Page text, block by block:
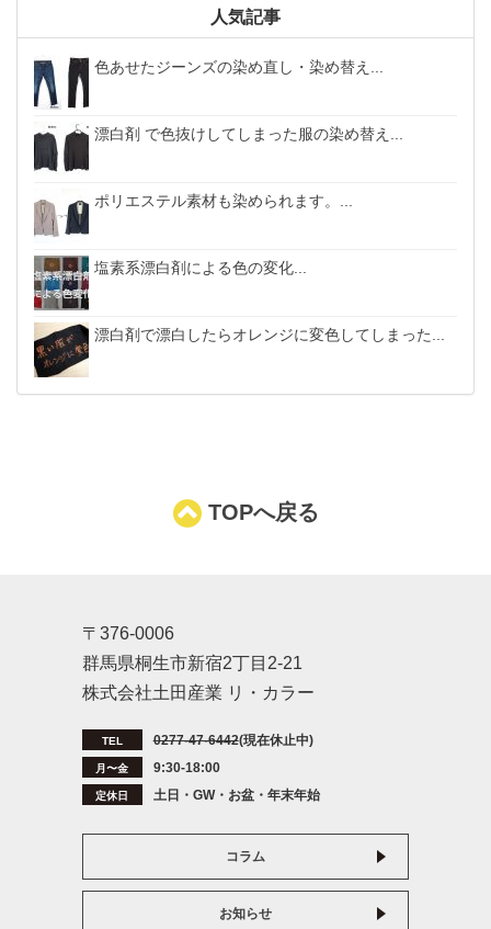
人気記事
色あせたジーンズの染め直し・染め替え...
漂白剤 で色抜けしてしまった服の染め替え...
ポリエステル素材も染められます。...
塩素系漂白剤による色の変化...
漂白剤で漂白したらオレンジに変色してしまった...
TOPへ戻る
〒376-0006
群馬県桐生市新宿2丁目2-21
株式会社土田産業 リ・カラー
TEL 0277-47-6442(現在休止中)
月〜金 9:30-18:00
定休日 土日・GW・お盆・年末年始
コラム
お知らせ